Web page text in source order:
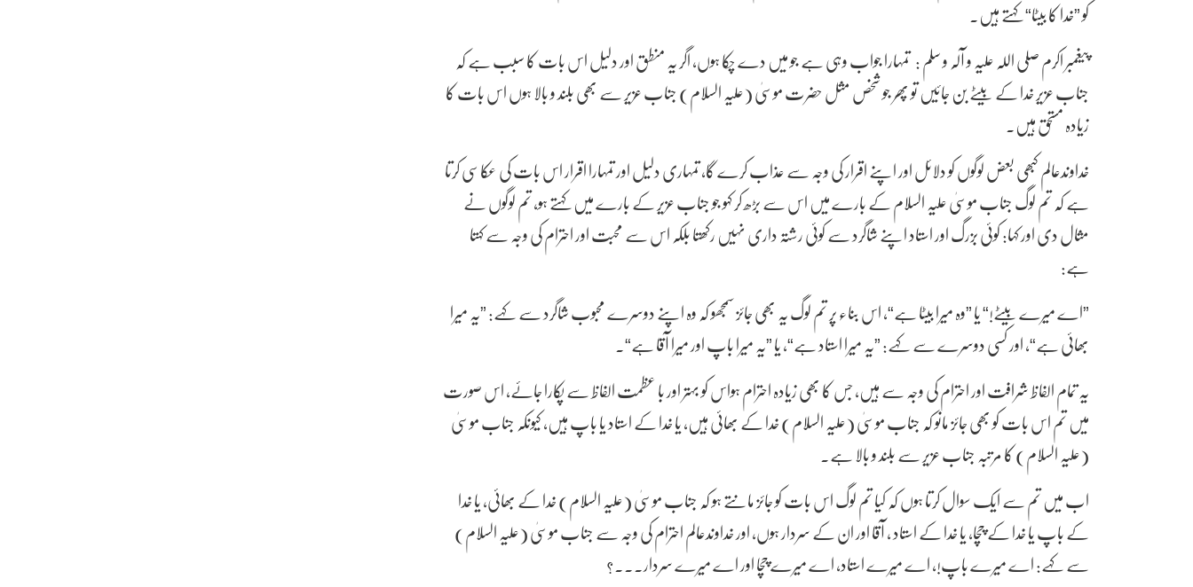
کو ”خدا کا بیٹا“ کہتے ہیں۔
پیغمبر اکرم صلی اللہ علیہ و آلہ و سلم : تمہارا جواب وہی ہے جو میں دے چکا ہوں، اگر یہ منطق اور دلیل اس بات کا سبب ہے کہ
جناب عزیر خدا کے بیٹے بن جائیں تو پھر جو شخص مثل حضرت موسیٰ (علیہ السلام) جناب عزیر سے بھی بلند و بالا ہوں اس بات کا
زیادہ مستحق ہیں۔
خداوندعالم کبھی بعض لوگوں کو دلائل اور اپنے اقرار کی وجہ سے عذاب کرے گا، تمہاری دلیل اور تمہارا اقرار اس بات کی عکاسی کرتا
ہے کہ تم لوگ جناب موسیٰ علیہ السلام کے بارے میں اس سے بڑھ کر کہو جو جناب عزیر کے بارے میں کہتے ہو، تم لوگوں نے
مثال دی اور کہا: کوئی بزرگ اور استاد اپنے شاگرد سے کوئی رشتہ داری نہیں رکھتا بلکہ اس سے محبت اور احترام کی وجہ سے کہتا
ہے:
”اے میرے بیٹے!“ یا ”وہ میرا بیٹا ہے“، اس بناء پر تم لوگ یہ بھی جائز سمجھو کہ وہ اپنے دوسرے محبوب شاگرد سے کہے: ”یہ میرا
بھائی ہے“، اور کسی دوسرے سے کہے: ”یہ میرا استاد ہے“، یا ”یہ میرا باپ اور میرا آقا ہے“۔
یہ تمام الفاظ شرافت اور احترام کی وجہ سے ہیں، جس کا بھی زیادہ احترام ہواس کو بہتر اور با عظمت الفاظ سے پکارا جائے، اس صورت
میں تم اس بات کو بھی جائز مانو کہ جناب موسیٰ (علیہ السلام) خدا کے بھائی ہیں، یا خدا کے استاد یا باپ ہیں، کیونکہ جناب موسیٰ
(علیہ السلام) کا مرتبہ جناب عزیر سے بلند و بالا ہے۔
اب میں تم سے ایک سوال کرتا ہوں کہ کیا تم لوگ اس بات کو جائز مانتے ہو کہ جناب موسیٰ (علیہ السلام) خدا کے بھائی، یا خدا
کے باپ یا خدا کے چچا، یا خدا کے استاد ، آقا اور ان کے سردار ہوں، اور خداوندعالم احترام کی وجہ سے جناب موسیٰ (علیہ السلام)
سے کہے: اے میرے باپ!، اے میرے استاد، اے میرے چچا اور اے میرے سردار۔۔۔؟